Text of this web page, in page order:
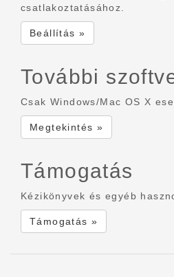
csatlakoztatásához.
Beállítás »
További
Csak Windows/Mac OS X
Megtekintés »
Támogatás
Kézikönyvek és egyéb
Támogatás »